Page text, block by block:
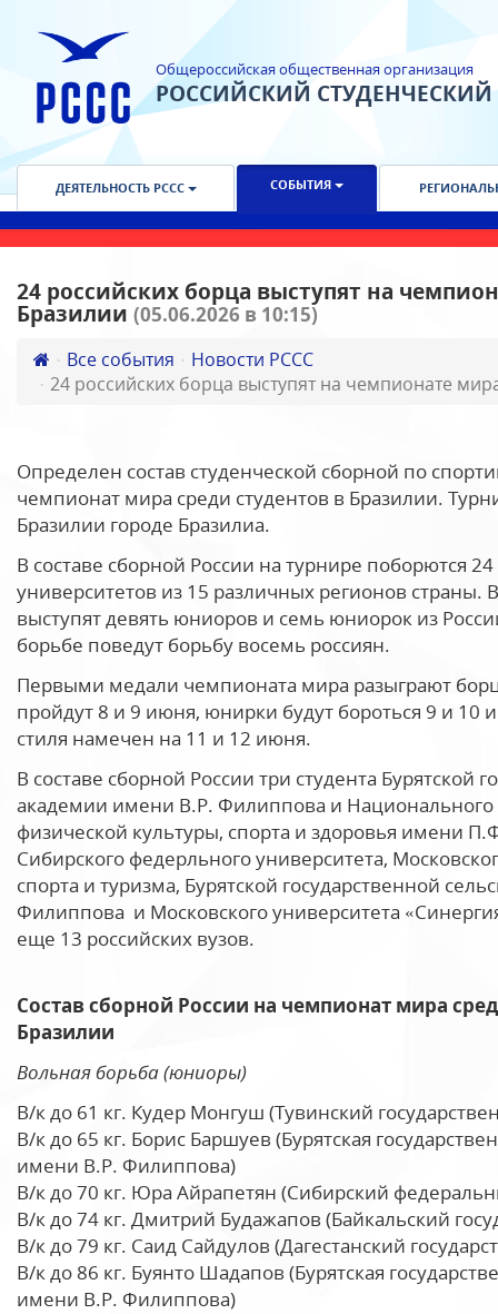
Общероссийская общественная организация
РОССИЙСКИЙ
ДЕЯТЕЛЬНОСТЬ РССС СОБЫТИЯ
24 российских борца выступят на
Бразилии (05.06.2026 в 10:15)
Все события
Новости РССС
24 российских борца выступят на чемпионате
Определен состав студенческой сборной по
чемпионат мира среди студентов в Бразилии.
Бразилии городе Бразилиа.
В составе сборной России на турнире поборются
университетов из 15 различных регионов
выступят девять юниоров и семь юниорок из
борьбе поведут борьбу восемь россиян.
Первыми медали чемпионата мира разыграют
пройдут 8 и 9 июня, юнирки будут бороться 9 и 10
стиля намечен на 11 и 12 июня.
В составе сборной России три студента Бурятской
академии имени В.Р. Филиппова и Национального
физической культуры, спорта и здоровья имени
Сибирского федерльного университета,
спорта и туризма, Бурятской государственной
Филиппова и Московского университета
еще 13 российских вузов.
Состав сборной России на чемпионат мира
Бразилии
Вольная борьба (юниоры)
В/к до 61 кг. Кудер Монгуш (Тувинский
В/к до 65 кг. Борис Баршуев (Бурятская
имени В.Р. Филиппова)
В/к до 70 кг. Юра Айрапетян (Сибирский
В/к до 74 кг. Дмитрий Будажапов (Байкальский
В/к до 79 кг. Саид Сайдулов (Дагестанский
В/к до 86 кг. Буянто Шадапов (Бурятская
имени В.Р. Филиппова)